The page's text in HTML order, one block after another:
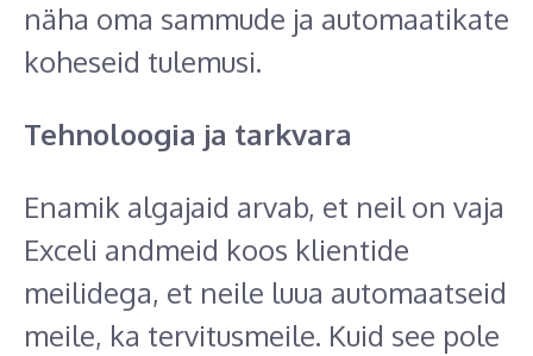
näha oma sammude ja automaatikate
koheseid tulemusi.
Tehnoloogia ja tarkvara
Enamik algajaid arvab, et neil on vaja
Exceli andmeid koos klientide
meilidega, et neile luua automaatseid
meile, ka tervitusmeile. Kuid see pole